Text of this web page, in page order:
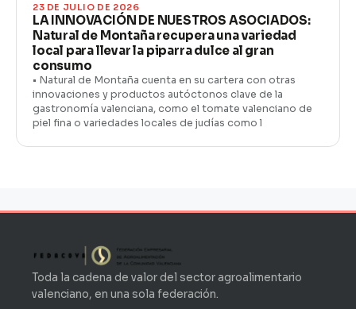
23 DE JULIO DE 2026
LA INNOVACIÓN DE NUESTROS ASOCIADOS:
Natural de Montaña recupera una variedad
local para llevar la piparra dulce al gran
consumo
• Natural de Montaña cuenta en su cartera con otras
innovaciones y productos autóctonos clave de la
gastronomía valenciana, como el tomate valenciano de
piel fina o variedades locales de judías como l
Toda la cadena de valor del sector agroalimentario
valenciano, en una sola federación.